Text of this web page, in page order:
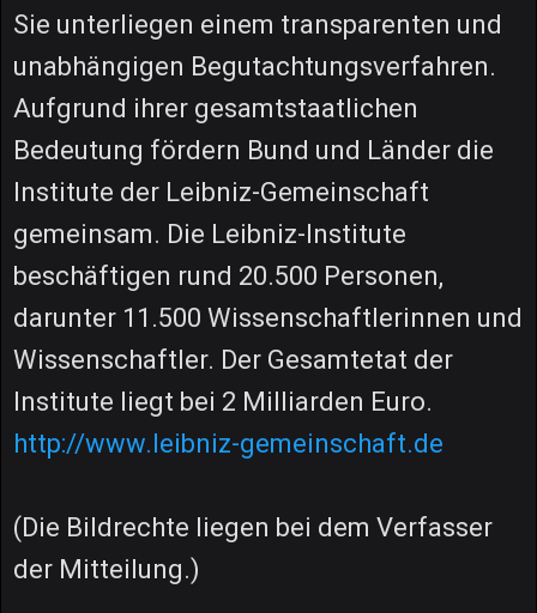
Sie unterliegen einem transparenten und
unabhängigen Begutachtungsverfahren.
Aufgrund ihrer gesamtstaatlichen
Bedeutung fördern Bund und Länder die
Institute der Leibniz-Gemeinschaft
gemeinsam. Die Leibniz-Institute
beschäftigen rund 20.500 Personen,
darunter 11.500 Wissenschaftlerinnen und
Wissenschaftler. Der Gesamtetat der
Institute liegt bei 2 Milliarden Euro.
http://www.leibniz-gemeinschaft.de
(Die Bildrechte liegen bei dem Verfasser
der Mitteilung.)